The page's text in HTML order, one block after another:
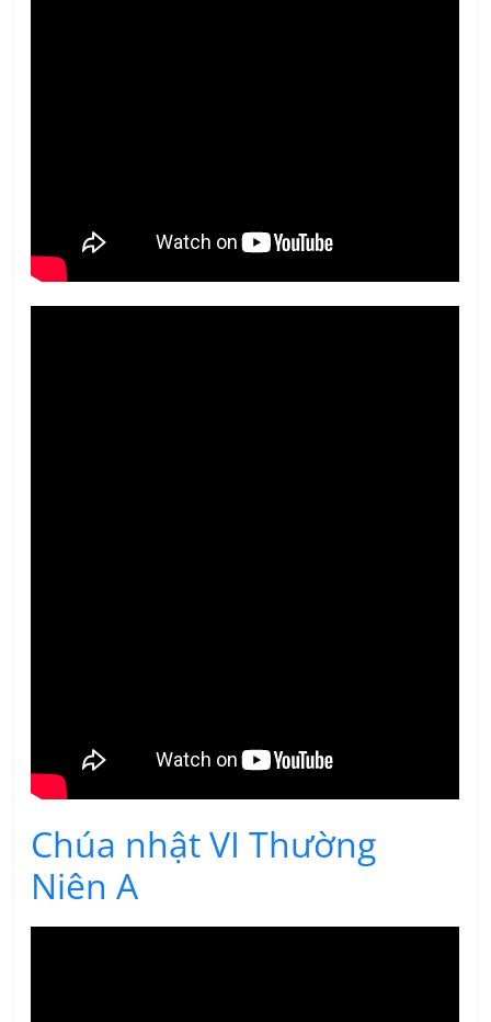
Chúa nhật VI Thường
Niên A